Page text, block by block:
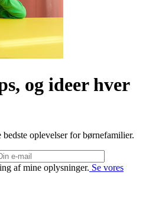
og ideer hver
oplevelser for børnefamilier.
af mine oplysninger. Se vores